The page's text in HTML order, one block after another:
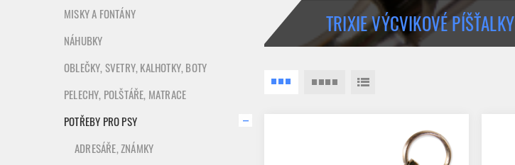
TRIXIE VÝCVIKOVÉ PÍŠŤALKY
MISKY A FONTÁNY
NÁHUBKY
OBLEČKY, SVETRY, KALHOTKY, BOTY
PELECHY, POLŠTÁŘE, MATRACE
POTŘEBY PRO PSY
ADRESÁŘE, ZNÁMKY